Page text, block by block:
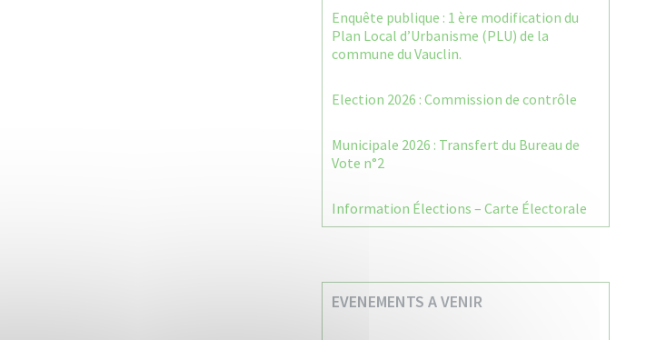
Enquête publique : 1 ère modification du
Plan Local d’Urbanisme (PLU) de la
commune du Vauclin.
Election 2026 : Commission de contrôle
Municipale 2026 : Transfert du Bureau de
Vote n°2
Information Élections – Carte Électorale
EVENEMENTS A VENIR